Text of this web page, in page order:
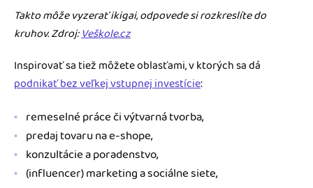
Takto môže vyzerať ikigai, odpovede si rozkreslíte do
kruhov. Zdroj:Veškole.cz
Inspirovať sa tiež môžete oblasťami, v ktorých sa dá
podnikať bez veľkej vstupnej investície:
remeselné práce či výtvarná tvorba,
predaj tovaru na e-shope,
konzultácie a poradenstvo,
(influencer) marketing a sociálne siete,